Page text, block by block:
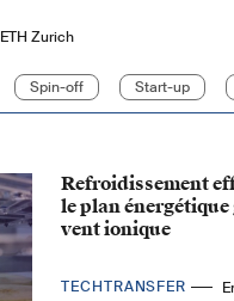
ETH Zurich
Spin-off Start-up
Refroidissement
le plan énergétique
vent ionique
TECHTRANSFER